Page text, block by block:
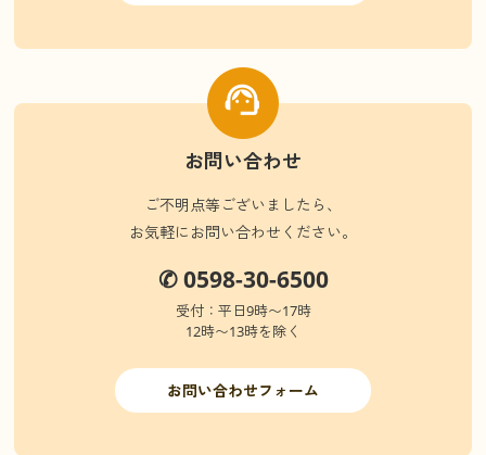
お問い合わせ
ご不明点等ございましたら、
お気軽にお問い合わせください。
✆ 0598-30-6500
受付：平日9時〜17時
12時〜13時を除く
お問い合わせフォーム